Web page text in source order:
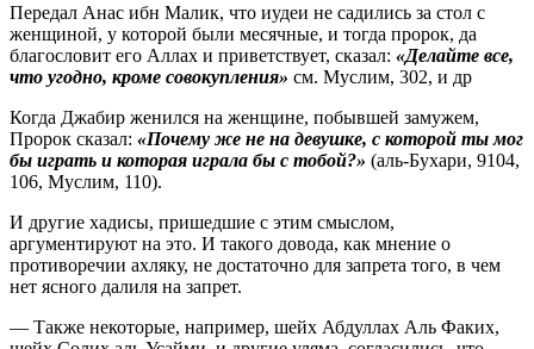
Передал Анас ибн Малик, что иудеи не садились за стол с
женщиной, у которой были месячные, и тогда пророк, да
благословит его Аллах и приветствует, сказал: «Делайте все,
что угодно, кроме совокупления» см. Муслим, 302, и др
Когда Джабир женился на женщине, побывшей замужем,
Пророк сказал: «Почему же не на девушке, с которой ты мог
бы играть и которая играла бы с тобой?» (аль-Бухари, 9104,
106, Муслим, 110).
И другие хадисы, пришедшие с этим смыслом,
аргументируют на это. И такого довода, как мнение о
противоречии ахляку, не достаточно для запрета того, в чем
нет ясного далиля на запрет.
— Также некоторые, например, шейх Абдуллах Аль Факих,